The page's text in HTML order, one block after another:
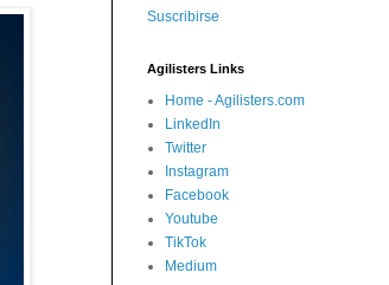
Suscribirse
Agilisters Links
Home - Agilisters.com
LinkedIn
Twitter
Instagram
Facebook
Youtube
TikTok
Medium